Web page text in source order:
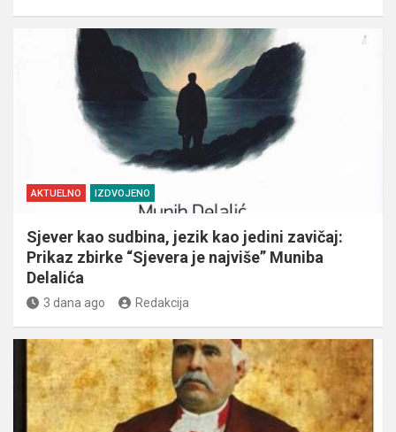
AKTUELNO IZDVOJENO
Sjever kao sudbina, jezik kao jedini zavičaj:
Prikaz zbirke “Sjevera je najviše” Muniba
Delalića
3 dana ago Redakcija